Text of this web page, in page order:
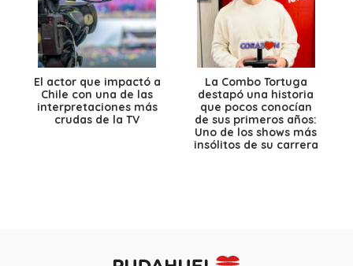
El actor que impactó a
Chile con una de las
interpretaciones más
crudas de la TV
La Combo Tortuga
destapó una historia
que pocos conocían
de sus primeros años:
Uno de los shows más
insólitos de su carrera